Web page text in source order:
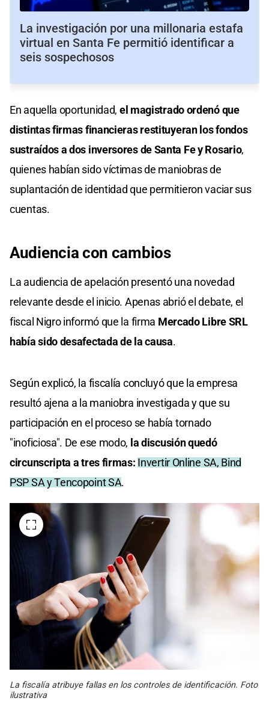
La investigación por una millonaria estafa
virtual en Santa Fe permitió identificar a
seis sospechosos
En aquella oportunidad, el magistrado ordenó que
distintas firmas financieras restituyeran los fondos
sustraídos a dos inversores de Santa Fe y Rosario,
quienes habían sido víctimas de maniobras de
suplantación de identidad que permitieron vaciar sus
cuentas.
Audiencia con cambios
La audiencia de apelación presentó una novedad
relevante desde el inicio. Apenas abrió el debate, el
fiscal Nigro informó que la firma Mercado Libre SRL
había sido desafectada de la causa.
Según explicó, la fiscalía concluyó que la empresa
resultó ajena a la maniobra investigada y que su
participación en el proceso se había tornado
"inoficiosa". De ese modo, la discusión quedó
circunscripta a tres firmas: Invertir Online SA, Bind
PSP SA y Tencopoint SA.
La fiscalía atribuye fallas en los controles de identificación. Foto
ilustrativa